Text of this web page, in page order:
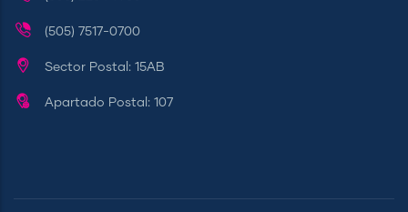
(505) 7517-0700
Sector Postal: 15AB
Apartado Postal: 107